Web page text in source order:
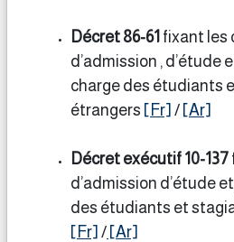
Décret 86-61 fixant les
d’admission , d’étude
charge des étudiants
étrangers [Fr] / [Ar]
Décret exécutif 10-137
d’admission d’étude
des étudiants et
[Fr] / [Ar]